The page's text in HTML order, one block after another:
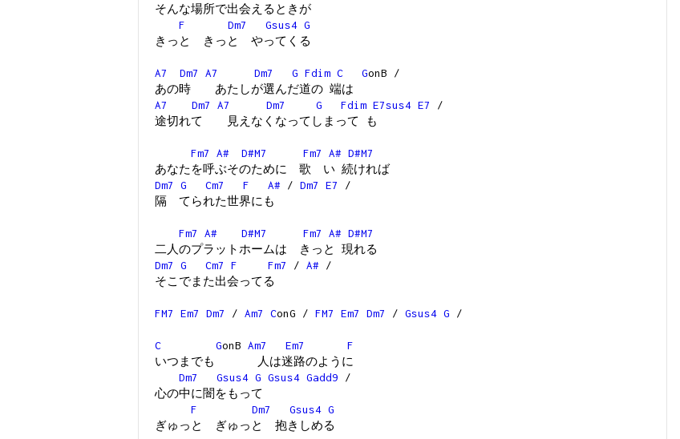
そんな場所で出会えるときが
F
Dm7 Gsus4 G
きっと きっと やってくる
A7 Dm7 A7 Dm7 G Fdim C GonB /
あの時 あたしが選んだ道の 端は
A7
Dm7 A7 Dm7 G Fdim E7sus4 E7
/
途切れて 見えなくなってしまって も
Fm7 A# D#M7 Fm7 A# D#M7
あなたを呼ぶそのために 歌 い 続ければ
Dm7
G Cm7 F A# / Dm7 E7
/
隔 てられた世界にも
Fm7 A# D#M7 Fm7 A# D#M7
二人のプラットホームは きっと 現れる
Dm7
G Cm7 F Fm7 / A# /
そこでまた出会ってる
FM7 Em7 Dm7 / Am7 ConG / FM7 Em7 Dm7 / Gsus4 G /
C GonB Am7 Em7
F
いつまでも 人は迷路のように
Dm7
Gsus4 G Gsus4 Gadd9 /
心の中に闇をもって
F
Dm7 Gsus4 G
ぎゅっと ぎゅっと 抱きしめる